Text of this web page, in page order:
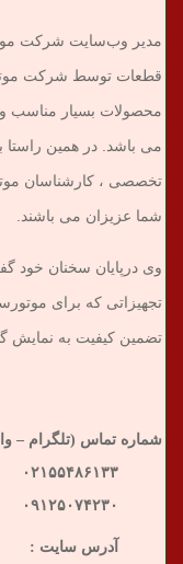
مدیر وب‌سایت شرکت
قطعات توسط شرکت
محصولات بسیار مناسب و
می باشد. در همین
تخصصی ، کارشناسان
شما عزیزان می باشند.
وی درپایان سخنان خود
تجهیزاتی که برای
تضمین کیفیت به نمایش
شماره تماس (تلگرام –
۰۲۱۵۵۴۸۶۱۳۳
۰۹۱۲۵۰۷۴۲۳۰
آدرس سایت :